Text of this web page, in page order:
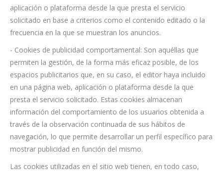
aplicación o plataforma desde la que presta el servicio
solicitado en base a criterios como el contenido editado o la
frecuencia en la que se muestran los anuncios.
- Cookies de publicidad comportamental: Son aquéllas que
permiten la gestión, de la forma más eficaz posible, de los
espacios publicitarios que, en su caso, el editor haya incluido
en una página web, aplicación o plataforma desde la que
presta el servicio solicitado. Estas cookies almacenan
información del comportamiento de los usuarios obtenida a
través de la observación continuada de sus hábitos de
navegación, lo que permite desarrollar un perfil específico para
mostrar publicidad en función del mismo.
Las cookies utilizadas en el sitio web tienen, en todo caso,